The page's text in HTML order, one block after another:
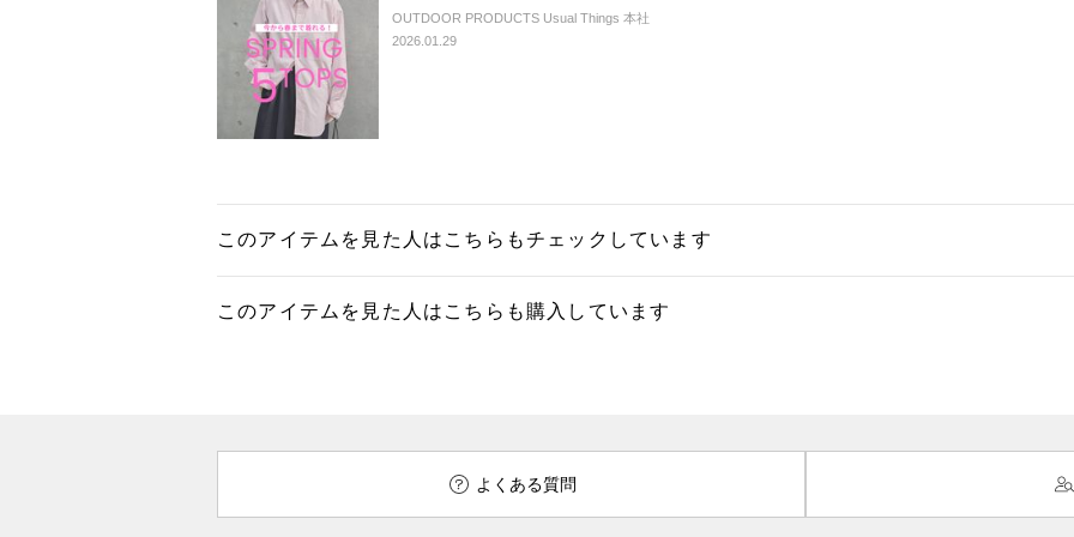
OUTDOOR PRODUCTS Usual Things 本社
2026.01.29
このアイテムを見た人はこちらもチェックしています
このアイテムを見た人はこちらも購入しています
よくある質問